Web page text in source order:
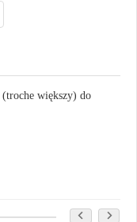
(troche większy) do